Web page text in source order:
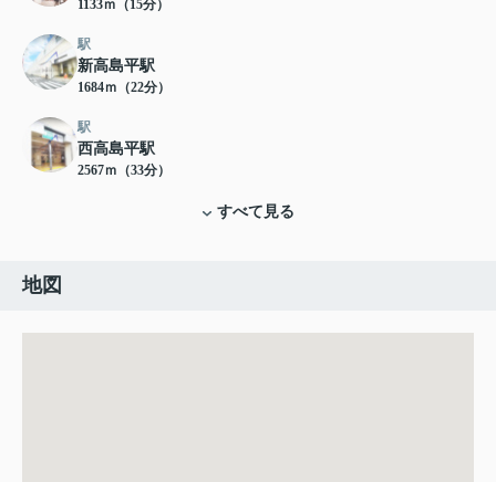
1133ｍ（15分）
駅
新高島平駅
1684ｍ（22分）
駅
西高島平駅
2567ｍ（33分）
すべて見る
地図